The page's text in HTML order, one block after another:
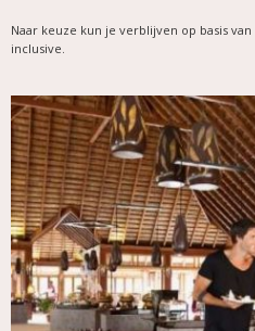
Naar keuze kun je verblijven op basis
inclusive.